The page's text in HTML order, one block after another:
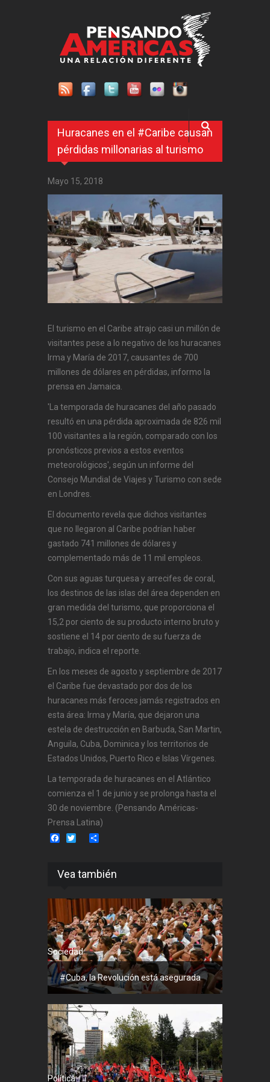
Huracanes en el #Caribe causan
pérdidas millonarias al turismo
Mayo 15, 2018
El turismo en el Caribe atrajo casi un millón de
visitantes pese a lo negativo de los huracanes
Irma y María de 2017, causantes de 700
millones de dólares en pérdidas, informo la
prensa en Jamaica.
'La temporada de huracanes del año pasado
resultó en una pérdida aproximada de 826 mil
100 visitantes a la región, comparado con los
pronósticos previos a estos eventos
meteorológicos', según un informe del
Consejo Mundial de Viajes y Turismo con sede
en Londres.
El documento revela que dichos visitantes
que no llegaron al Caribe podrían haber
gastado 741 millones de dólares y
complementado más de 11 mil empleos.
Con sus aguas turquesa y arrecifes de coral,
los destinos de las islas del área dependen en
gran medida del turismo, que proporciona el
15,2 por ciento de su producto interno bruto y
sostiene el 14 por ciento de su fuerza de
trabajo, indica el reporte.
En los meses de agosto y septiembre de 2017
el Caribe fue devastado por dos de los
huracanes más feroces jamás registrados en
esta área: Irma y María, que dejaron una
estela de destrucción en Barbuda, San Martin,
Anguila, Cuba, Dominica y los territorios de
Estados Unidos, Puerto Rico e Islas Vírgenes.
La temporada de huracanes en el Atlántico
comienza el 1 de junio y se prolonga hasta el
30 de noviembre. (Pensando Américas-
Prensa Latina)
Facebook
Twitter
Vea también
Sociedad
#Cuba, la Revolución está asegurada
Política